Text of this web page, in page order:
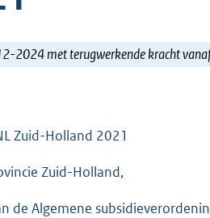
2024 met terugwerkende kracht
Zuid-Holland 2021
Zuid-Holland,
de Algemene